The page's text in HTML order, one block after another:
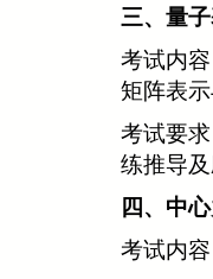
三、 量
考试内容
矩阵表
考试要求
练推导及
四 、 中
考试内容